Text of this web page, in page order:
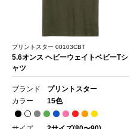
プリントスター 00103CBT
5.6オンス ヘビーウェイトベビーTシ
ャツ
ブランド
プリントスター
カラー
15色